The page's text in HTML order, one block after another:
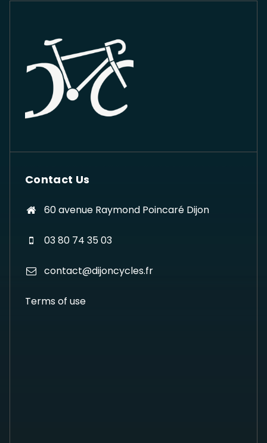
Contact Us
60 avenue Raymond Poincaré Dijon
03 80 74 35 03
contact@dijoncycles.fr
Terms of use